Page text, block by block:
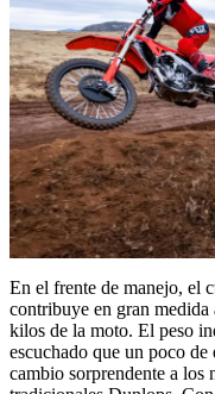
En el frente de manejo, el
contribuye en gran medida
kilos de la moto. El peso
escuchado que un poco
cambio sorprendente a los